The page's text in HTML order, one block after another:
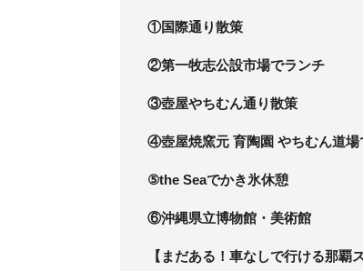
①国際通り散策
②第一牧志公設市場でランチ
③壺屋やちむん通り散策
④壺屋焼窯元 育陶園 やちむん道場
⑤the Seaでかき氷休憩
⑥沖縄県立博物館・美術館
【まだある！車なしで行ける那覇